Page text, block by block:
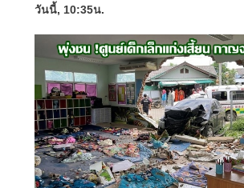
วันนี้, 10:35น.